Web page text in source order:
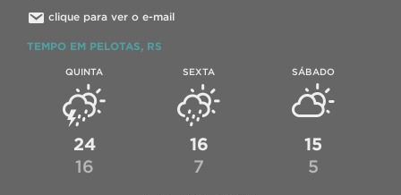
clique para ver o e-mail
TEMPO EM PELOTAS, RS
QUINTA
24
16
SEXTA
16
7
SÁBADO
15
5